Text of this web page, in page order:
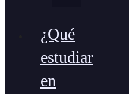
¿Qué
estudiar
en